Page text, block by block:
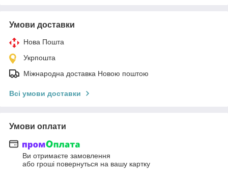
Умови доставки
Нова Пошта
Укрпошта
Міжнародна доставка Новою поштою
Всі умови доставки
Умови оплати
Ви отримаєте замовлення
або гроші повернуться на вашу картку